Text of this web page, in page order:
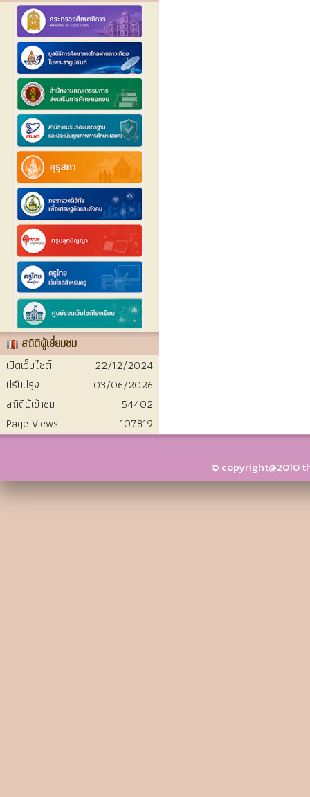
สถิติผู้เยี่ยมชม
เปิดเว็บไซต์
22/12/2024
ปรับปรุง
03/06/2026
สถิติผู้เข้าชม
54402
Page Views
107819
© copyright@2010